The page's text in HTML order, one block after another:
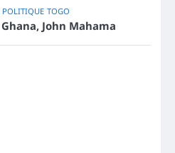
POLITIQUE TOGO
Ghana, John Mahama